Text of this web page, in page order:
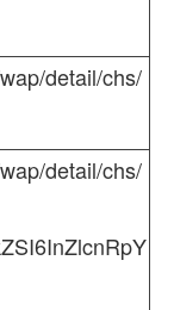
detail/chs/
detail/chs/